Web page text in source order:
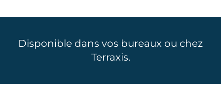
Disponible dans vos bureaux ou chez
Terraxis.